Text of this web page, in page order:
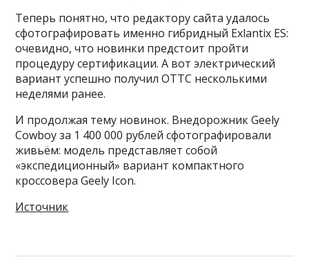
Теперь понятно, что редактору сайта удалось
сфотографировать именно гибридный Exlantix ES:
очевидно, что новинки предстоит пройти
процедуру сертификации. А вот электрический
вариант успешно получил ОТТС несколькими
неделями ранее.
И продолжая тему новинок. Внедорожник Geely
Cowboy за 1 400 000 рублей сфотографировали
живьём: модель представляет собой
«экспедиционный» вариант компактного
кроссовера Geely Icon.
Источник